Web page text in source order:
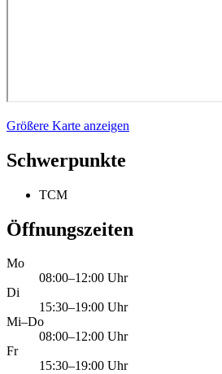
Größere Karte anzeigen
Schwerpunkte
TCM
Öffnungszeiten
Mo
08:00–12:00 Uhr
Di
15:30–19:00 Uhr
Mi–Do
08:00–12:00 Uhr
Fr
15:30–19:00 Uhr